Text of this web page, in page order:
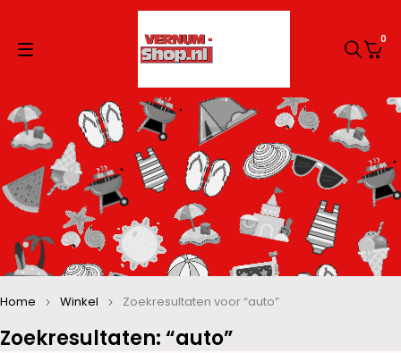
0
Zoekresultaten: “auto”
Home Winkel Zoekresultaten voor “auto”